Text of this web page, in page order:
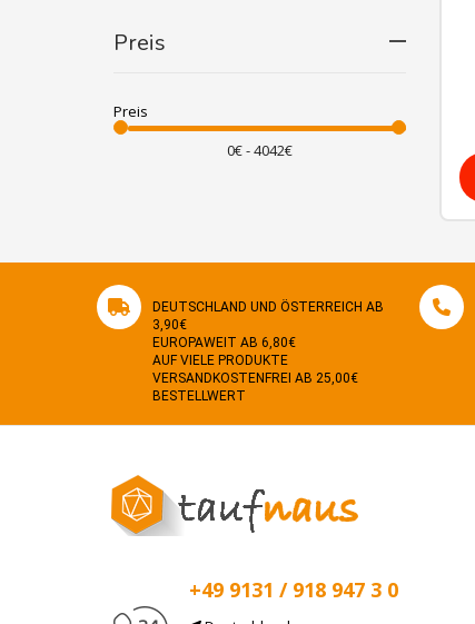
Preis
Preis
DEUTSCHLAND UND ÖSTERREICH AB
3,90€
EUROPAWEIT AB 6,80€
AUF VIELE PRODUKTE
VERSANDKOSTENFREI AB 25,00€
BESTELLWERT
+49 9131 / 918 947 3 0